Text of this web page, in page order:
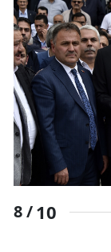
8 /10